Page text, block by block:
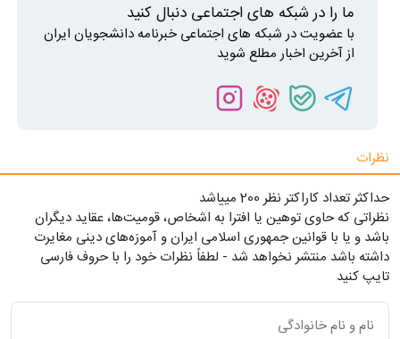
ما را در شبکه های اجتماعی دنبال کنید
با عضویت در شبکه های اجتماعی خبرنامه دانشجویان ایران
از آخرین اخبار مطلع شوید
نظرات
حداکثر تعداد کاراکتر نظر 200 ميياشد
نظراتی که حاوی توهین یا افترا به اشخاص، قومیت‌ها، عقاید دیگران
باشد و یا با قوانین جمهوری اسلامی ایران و آموزه‌های دینی مغایرت
داشته باشد منتشر نخواهد شد - لطفاً نظرات خود را با حروف فارسی
تایپ کنید